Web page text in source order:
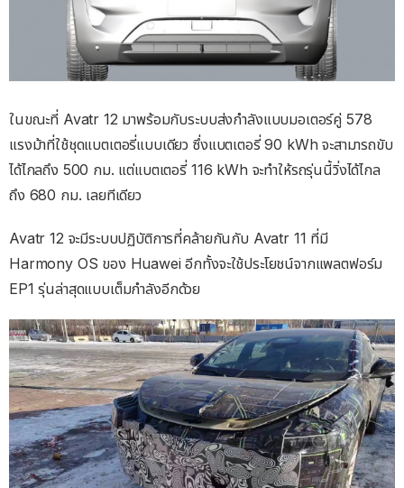
ในขณะที่ Avatr 12 มาพร้อมกับระบบส่งกำลังแบบมอเตอร์คู่ 578
แรงม้าที่ใช้ชุดแบตเตอรี่แบบเดียว ซึ่งแบตเตอรี่ 90 kWh จะสามารถขับ
ได้ไกลถึง 500 กม. แต่แบตเตอรี่ 116 kWh จะทำให้รถรุ่นนี้วิ่งได้ไกล
ถึง 680 กม. เลยทีเดียว
Avatr 12 จะมีระบบปฏิบัติการที่คล้ายกันกับ Avatr 11 ที่มี
Harmony OS ของ Huawei อีกทั้งจะใช้ประโยชน์จากแพลตฟอร์ม
EP1 รุ่นล่าสุดแบบเต็มกำลังอีกด้วย